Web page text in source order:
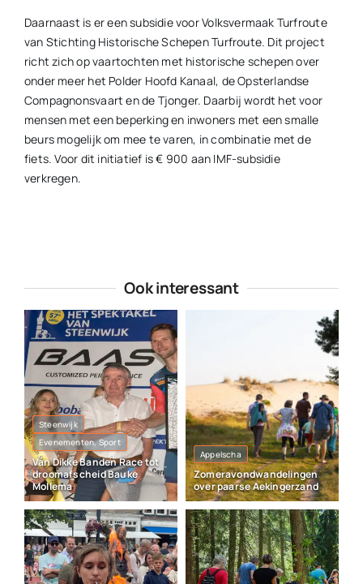
Daarnaast is er een subsidie voor Volksvermaak Turfroute
van Stichting Historische Schepen Turfroute. Dit project
richt zich op vaartochten met historische schepen over
onder meer het Polder Hoofd Kanaal, de Opsterlandse
Compagnonsvaart en de Tjonger. Daarbij wordt het voor
mensen met een beperking en inwoners met een smalle
beurs mogelijk om mee te varen, in combinatie met de
fiets. Voor dit initiatief is € 900 aan IMF-subsidie
verkregen.
Ook interessant
Steenwijk
Evenementen, Sport
Van Dikke Banden Race tot
droomafscheid Bauke
Mollema
Appelscha
Zomeravondwandelingen
over paarse Aekingerzand